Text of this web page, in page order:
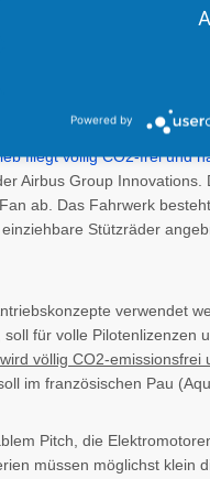
Airbus Group
ab. Das Fahrwerk
Stützräder
verwendet
für volle
völlig CO2-
im französischen Pau
Pitch, die
müssen möglichst klein
Powered by